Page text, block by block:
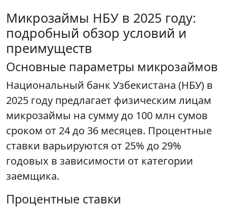
Микрозаймы НБУ в 2025 году:
подробный обзор условий и
преимуществ
Основные параметры микрозаймов
Национальный банк Узбекистана (НБУ) в
2025 году предлагает физическим лицам
микрозаймы на сумму до 100 млн сумов
сроком от 24 до 36 месяцев. Процентные
ставки варьируются от 25% до 29%
годовых в зависимости от категории
заемщика.
Процентные ставки